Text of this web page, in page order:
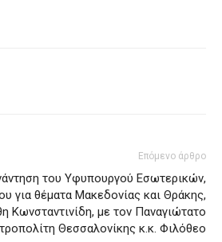
Επόμενο άρθρο
του Υφυπουργού Εσωτερικών,
για θέματα Μακεδονίας και Θράκης,
Κωνσταντινίδη, με τον Παναγιώτατο
Θεσσαλονίκης κ.κ. Φιλόθεο